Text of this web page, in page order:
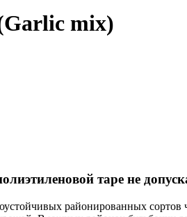
mix)
таре не
районированных